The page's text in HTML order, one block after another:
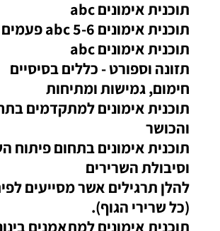
תוכנית אימונים abc
תוכנית אימונים abc 5-6 פעמים בשבוע
תוכנית אימונים abc
תזונה וספורט - כללים בסיסיים
חימום, גמישות ומתיחות
תוכנית אימונים למתקדמים
והכושר
תוכנית אימונים בתחום פיתוח
וסיבולת השרירים
להלן תרגילים אשר מסייעים
(כל שרירי הגוף).
תוכנית אימונים למתאמנים